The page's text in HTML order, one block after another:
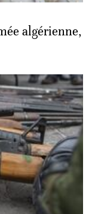
algérienne,